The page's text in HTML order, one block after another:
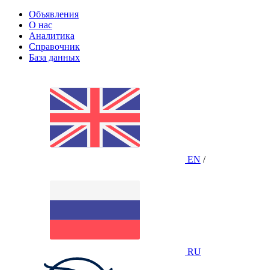
Объявления
О нас
Аналитика
Справочник
База данных
EN /
RU